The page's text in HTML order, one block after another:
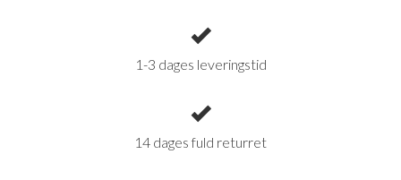
1-3 dages leveringstid
14 dages fuld returret